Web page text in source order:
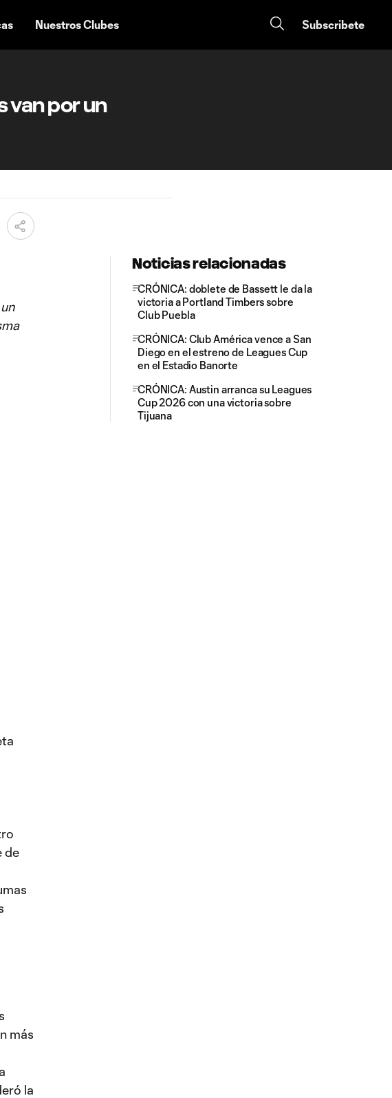
Nuestros Clubes Subscribete
van por un
de
más
la
Noticias relacionadas
CRÓNICA: doblete de Bassett le da la
victoria a Portland Timbers sobre
Club Puebla
CRÓNICA: Club América vence a San
Diego en el estreno de Leagues Cup
en el Estadio Banorte
CRÓNICA: Austin arranca su Leagues
Cup 2026 con una victoria sobre
Tijuana